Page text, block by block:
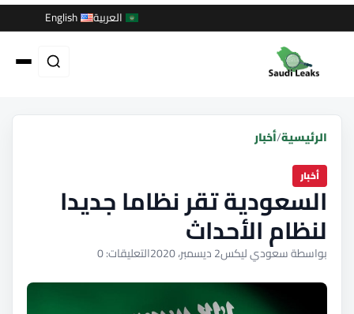
العربية English
الرئيسية/أخبار
أخبار
السعودية تقر نظاما جديدا
لنظام الأحداث
بواسطة سعودي ليكس2 ديسمبر، 2020 التعليقات: 0